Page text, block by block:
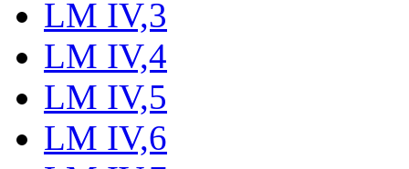
LM IV,3
LM IV,4
LM IV,5
LM IV,6